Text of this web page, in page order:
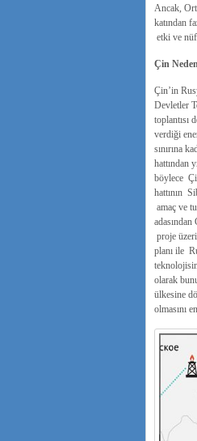
Ancak,
katından
etki ve
Çin
Çin’in
Devletler
toplantısı
verdiği
sınırına
hattından
böylece
hattının
amaç ve
proje
planı ile
olarak
ülkesine
olmasını